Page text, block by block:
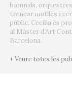
biennals,
trencar motlles i
públic. Cecilia és
al Màster d’Art
Barcelona.
+ Veure totes les